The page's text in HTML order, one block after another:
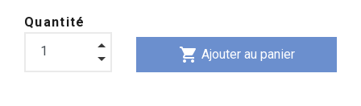
Quantité
shopping_cart Ajouter au panier